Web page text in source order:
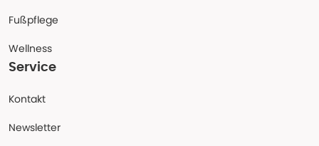
Fußpflege
Wellness
Service
Kontakt
Newsletter